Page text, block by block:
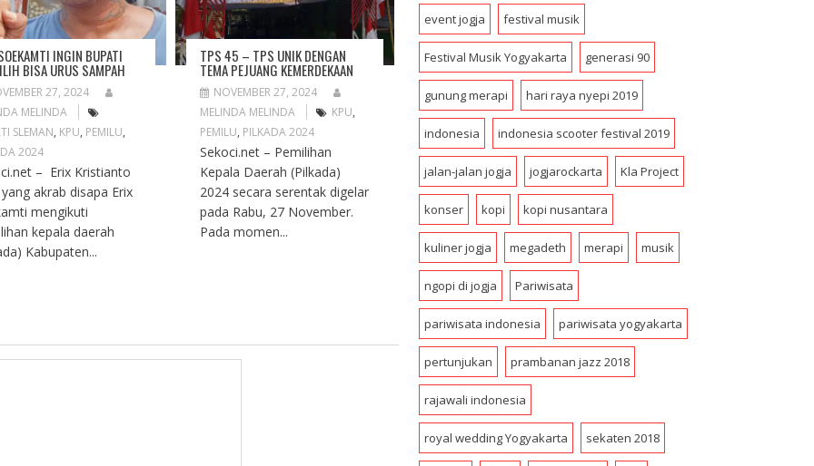
INGIN BUPATI
BISA URUS SAMPAH
27, 2024
MELINDA
SLEMAN, KPU, PEMILU,
2024
– Erix Kristianto
akrab disapa Erix
mengikuti
kepala daerah
Kabupaten...
TPS 45 – TPS UNIK DENGAN
TEMA PEJUANG KEMERDEKAAN
NOVEMBER 27, 2024
MELINDA MELINDA
KPU,
PEMILU, PILKADA 2024
Sekoci.net – Pemilihan
Kepala Daerah (Pilkada)
2024 secara serentak digelar
pada Rabu, 27 November.
Pada momen...
r
e
s
s
event jogja festival musik
Festival Musik Yogyakarta generasi 90
gunung merapi hari raya nyepi 2019
indonesia indonesia scooter festival 2019
jalan-jalan jogja jogjarockarta Kla Project
konser kopi kopi nusantara
kuliner jogja megadeth merapi musik
ngopi di jogja Pariwisata
pariwisata indonesia pariwisata yogyakarta
pertunjukan prambanan jazz 2018
rajawali indonesia
royal wedding Yogyakarta sekaten 2018